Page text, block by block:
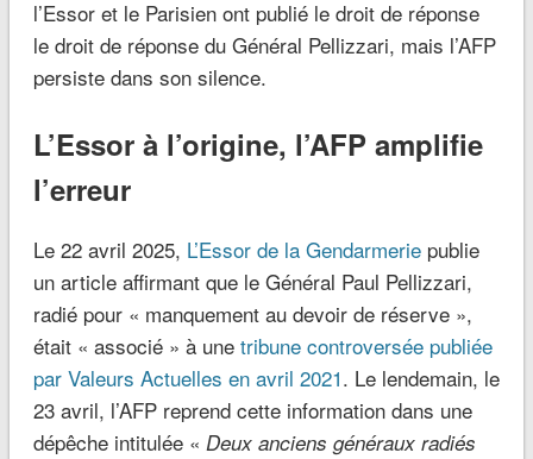
l’Essor et le Parisien ont publié le droit de réponse
le droit de réponse du Général Pellizzari, mais l’AFP
persiste dans son silence.
L’Essor à l’origine, l’AFP amplifie
l’erreur
Le 22 avril 2025, L’Essor de la Gendarmeriepublie
un article affirmant que le Général Paul Pellizzari,
radié pour « manquement au devoir de réserve »,
était « associé » à une tribune controversée publiée
par Valeurs Actuelles en avril 2021. Le lendemain, le
23 avril, l’AFP reprend cette information dans une
dépêche intitulée « Deux anciens généraux radiés